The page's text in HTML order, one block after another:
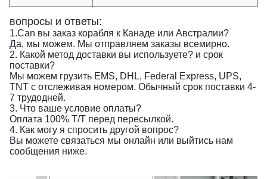
вопросы и ответы:
1.Can вы заказ корабля к Канаде или Австралии?
Да, мы можем. Мы отправляем заказы всемирно.
2. Какой метод доставки вы используете? и срок
поставки?
Мы можем грузить EMS, DHL, Federal Express, UPS,
TNT с отслеживая номером. Обычный срок поставки 4-
7 трудодней.
3. Что ваше условие оплаты?
Оплата 100% T/T перед пересылкой.
4. Как могу я спросить другой вопрос?
Вы можете связаться мы онлайн или выйтись нам
сообщения ниже.